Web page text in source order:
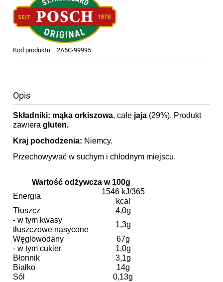
Kod produktu: 2A5C-99995
Opis
Składniki: mąka orkiszowa, całe jaja (29%). Produkt
zawiera gluten.
Kraj pochodzenia: Niemcy.
Przechowywać w suchym i chłodnym miejscu.
Wartość odżywcza w 100g
Energia
1546 kJ/365
kcal
Tłuszcz
4,0g
- w tym kwasy
tłuszczowe nasycone
1,3g
Węglowodany
67g
- w tym cukier
1,0g
Błonnik
3,1g
Białko
14g
Sól
0,13g